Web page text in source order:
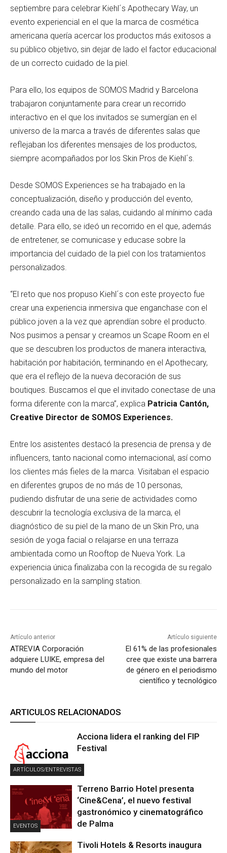
septiembre para celebrar Kiehl´s Apothecary Way, un
evento experiencial en el que la marca de cosmética
americana quería acercar los productos más exitosos a
su público objetivo, sin dejar de lado el factor educacional
de un correcto cuidado de la piel.
Para ello, los equipos de SOMOS Madrid y Barcelona
trabajaron conjuntamente para crear un recorrido
interactivo en el que los invitados se sumergían en el
universo de la marca a través de diferentes salas que
reflejaban los diferentes mensajes de los productos,
siempre acompañados por los Skin Pros de Kiehl´s.
Desde SOMOS Experiences se ha trabajado en la
conceptualización, diseño y producción del evento,
creando cada una de las salas, cuidando al mínimo cada
detalle. Para ello, se ideó un recorrido en el que, además
de entretener, se comunicase y educase sobre la
importancia del cuidado de la piel con los tratamientos
personalizados.
“El reto que nos propuso Kiehl´s con este proyecto fue
crear una experiencia inmersiva que enganchase con el
público joven a la vez que aprendían sobre el producto.
Nos pusimos a pensar y creamos un Scape Room en el
que se descubren los productos de manera interactiva,
habitación por habitación, terminando en el Apothecary,
que era el reflejo de la nueva decoración de sus
boutiques. Buscamos el que el invitado conectase de una
forma diferente con la marca”, explica Patricia Cantón,
Creative Director de SOMOS Experiences.
Entre los asistentes destacó la presencia de prensa y de
influencers, tanto nacional como internacional, así como
los clientes más fieles de la marca. Visitaban el espacio
en diferentes grupos de no más de 10 personas,
pudiendo disfrutar de una serie de actividades como
descubrir la tecnología exclusiva de la marca, el
diagnóstico de su piel de la mano de un Skin Pro, una
sesión de yoga facial o relajarse en una terraza
ambientada como un Rooftop de Nueva York. La
experiencia única finalizaba con la recogida de su regalo
personalizado en la sampling station.
Artículo anterior
ATREVIA Corporación
adquiere LUIKE, empresa del
mundo del motor
Artículo siguiente
El 61% de las profesionales
cree que existe una barrera
de género en el periodismo
científico y tecnológico
ARTICULOS RELACIONADOS
ARTÍCULOS/ENTREVISTAS
Acciona lidera el ranking del FIP
Festival
EVENTOS
Terreno Barrio Hotel presenta
‘Cine&Cena’, el nuevo festival
gastronómico y cinematográfico
de Palma
Tivoli Hotels & Resorts inaugura